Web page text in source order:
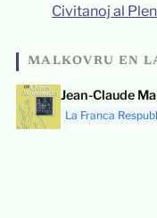
Civitanoj al
MALKOVRU EN
Jean-Claude
La Franca